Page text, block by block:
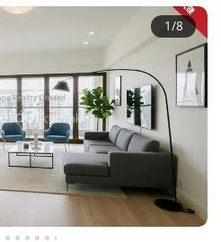
1/8